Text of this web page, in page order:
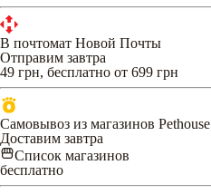
В почтомат Новой Почты
Отправим завтра
49 грн, бесплатно от 699 грн
Самовывоз из магазинов Pethouse
Доставим завтра
Список магазинов
бесплатно